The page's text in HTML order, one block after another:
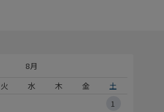
8月
火 水 木 金
土
1